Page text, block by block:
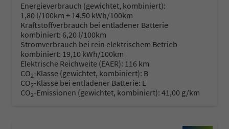
Energieverbrauch (gewichtet, kombiniert):
1,80 l/100km + 14,50 kWh/100km
Kraftstoffverbrauch bei entladener Batterie
kombiniert: 6,20 l/100km
Stromverbrauch bei rein elektrischem Betrieb
kombiniert: 19,10 kWh/100km
Elektrische Reichweite (EAER): 116 km
CO2-Klasse (gewichtet, kombiniert): B
CO2-Klasse bei entladener Batterie: E
CO2-Emissionen (gewichtet, kombiniert): 41,00 g/km